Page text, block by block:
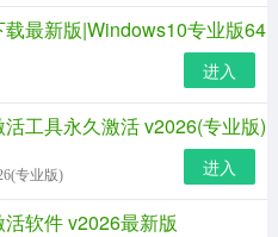
最新版|Windows10专业版64
进入
工具永久激活 v2026(专业版)
专业版) 进入
软件 v2026最新版